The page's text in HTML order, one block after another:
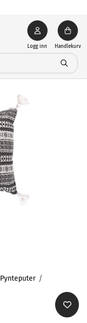
Logg inn Handlekurv
Pynteputer